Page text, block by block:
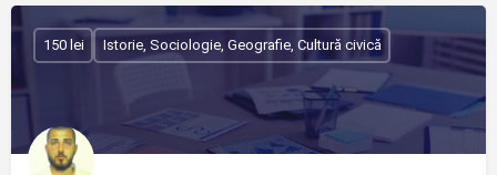
150 lei Istorie, Sociologie, Geografie, Cultură civică